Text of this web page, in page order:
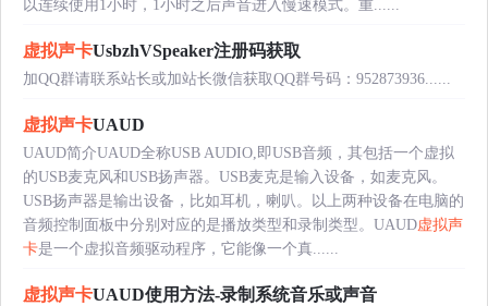
以连续使用1小时，1小时之后声音进入慢速模式。重......
虚拟声卡UsbzhVSpeaker注册码获取
加QQ群请联系站长或加站长微信获取QQ群号码：952873936......
虚拟声卡UAUD
UAUD简介UAUD全称USB AUDIO,即USB音频，其包括一个虚拟
的USB麦克风和USB扬声器。USB麦克是输入设备，如麦克风。
USB扬声器是输出设备，比如耳机，喇叭。以上两种设备在电脑的
音频控制面板中分别对应的是播放类型和录制类型。UAUD虚拟声
卡是一个虚拟音频驱动程序，它能像一个真......
虚拟声卡UAUD使用方法-录制系统音乐或声音